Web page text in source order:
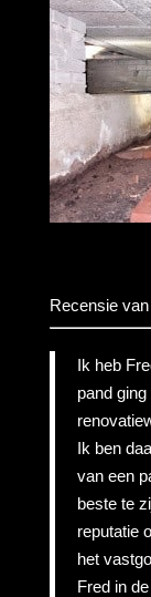
Recensie
Ik heb
pand
Ik ben
van een
beste te
reputatie
het
Fred in